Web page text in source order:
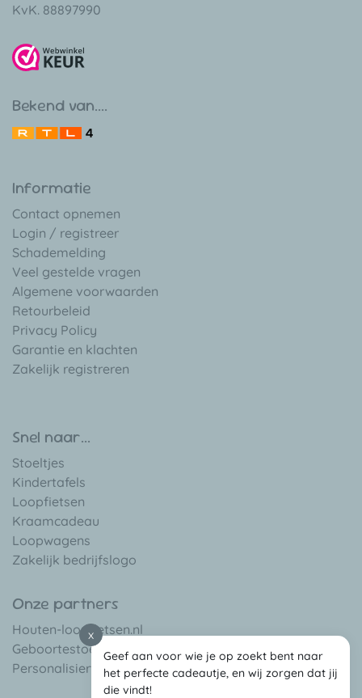
x
Geef aan voor wie je op zoekt bent naar
het perfecte cadeautje, en wij zorgen dat jij
die vindt!
KvK. 88897990
Bekend van....
Informatie
Contact opnemen
Login / registreer
Schademelding
Veel gestelde vragen
Algemene voorwaarden
Retourbeleid
Privacy Policy
Garantie en klachten
Zakelijk registreren
Snel naar...
Stoeltjes
Kindertafels
Loopfietsen
Kraamcadeau
Loopwagens
Zakelijk bedrijfslogo
Onze partners
Houten-loopfietsen.nl
Geboortestoeltje.be
Personalisierte-babygeschenke.de